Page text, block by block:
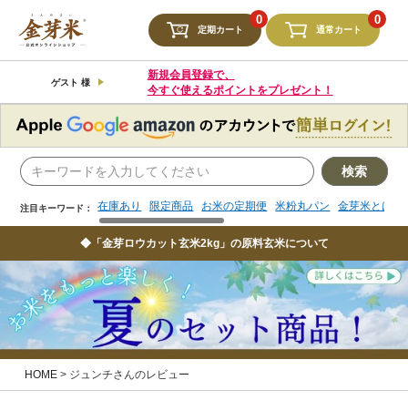
定期カート
0
通常カート
0
ゲスト 様
新規会員登録で、
今すぐ使えるポイントをプレゼント！
検索
注目キーワード： 在庫あり 限定商品 お米の定期便 米粉丸パン 金芽米とは
注目キーワード： 限定商品 お米の定期便 米粉丸パン 金芽米とは
◆「金芽ロウカット玄米2kg」の原料玄米について
HOME ジュンチさんのレビュー